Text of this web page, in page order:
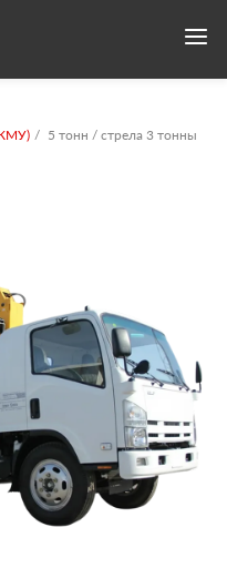
5 тонн / стрела 3 тонны